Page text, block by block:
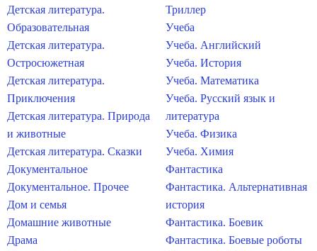
Детская литература.
Образовательная
Детская литература.
Остросюжетная
Детская литература.
Приключения
Детская литература. Природа
и животные
Детская литература. Сказки
Документальное
Документальное. Прочее
Дом и семья
Домашние животные
Драма
Триллер
Учеба
Учеба. Английский
Учеба. История
Учеба. Математика
Учеба. Русский язык и
литература
Учеба. Физика
Учеба. Химия
Фантастика
Фантастика. Альтернативная
история
Фантастика. Боевик
Фантастика. Боевые роботы